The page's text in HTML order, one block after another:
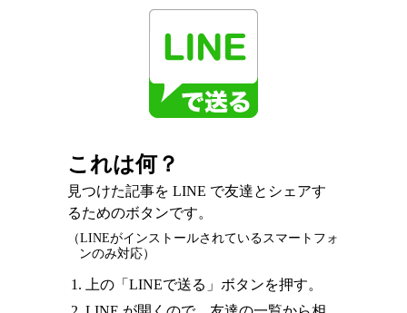
これは何？
見つけた記事を LINE で友達とシェアす
るためのボタンです。
（LINEがインストールされているスマートフォ
ンのみ対応）
上の「LINEで送る」ボタンを押す。